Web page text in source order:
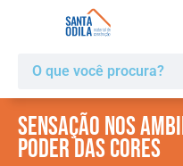
Sensação nos
Poder das Cores